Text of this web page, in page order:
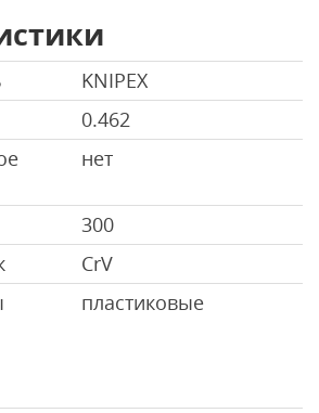
KNIPEX
0.462
нет
300
CrV
пластиковые